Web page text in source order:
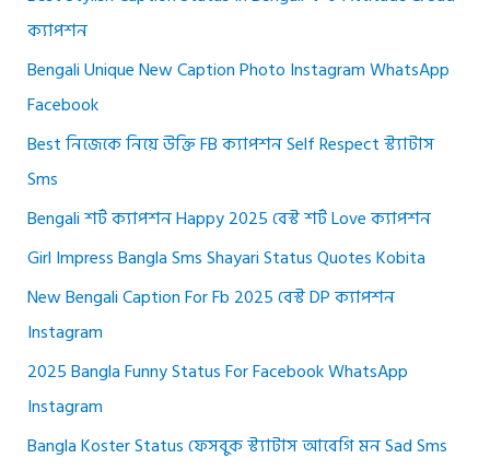
ক্যাপশন
Bengali Unique New Caption Photo Instagram WhatsApp
Facebook
Best নিজেকে নিয়ে উক্তি FB ক্যাপশন Self Respect স্ট্যাটাস
Sms
Bengali শর্ট ক্যাপশন Happy 2025 বেস্ট শর্ট Love ক্যাপশন
Girl Impress Bangla Sms Shayari Status Quotes Kobita
New Bengali Caption For Fb 2025 বেস্ট DP ক্যাপশন
Instagram
2025 Bangla Funny Status For Facebook WhatsApp
Instagram
Bangla Koster Status ফেসবুক স্ট্যাটাস আবেগি মন Sad Sms